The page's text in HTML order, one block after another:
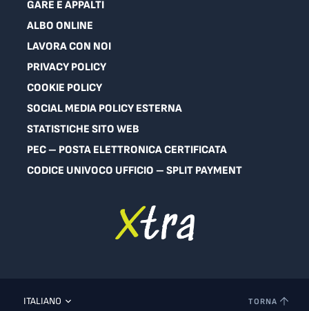
GARE E APPALTI
ALBO ONLINE
LAVORA CON NOI
PRIVACY POLICY
COOKIE POLICY
SOCIAL MEDIA POLICY ESTERNA
STATISTICHE SITO WEB
PEC – POSTA ELETTRONICA CERTIFICATA
CODICE UNIVOCO UFFICIO – SPLIT PAYMENT
ITALIANO TORNA